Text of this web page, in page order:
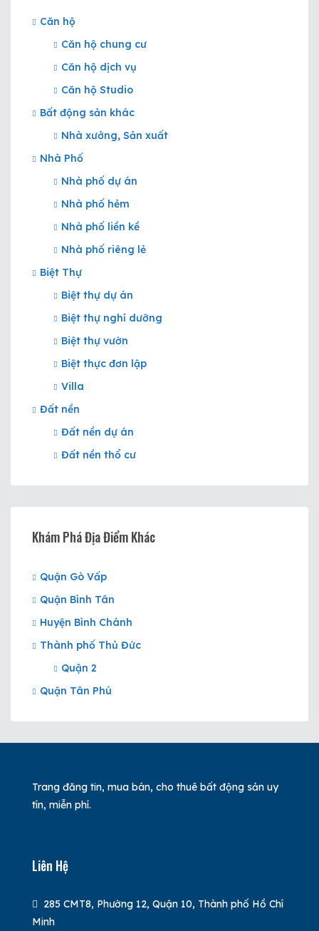
Căn hộ
Căn hộ chung cư
Căn hộ dịch vụ
Căn hộ Studio
Bất động sản khác
Nhà xưởng, Sản xuất
Nhà Phố
Nhà phố dự án
Nhà phố hẻm
Nhà phố liền kề
Nhà phố riêng lẻ
Biệt Thự
Biệt thự dự án
Biệt thự nghỉ dưỡng
Biệt thự vườn
Biệt thực đơn lập
Villa
Đất nền
Đất nền dự án
Đất nền thổ cư
Khám Phá Địa Điểm Khác
Quận Gò Vấp
Quận Bình Tân
Huyện Bình Chánh
Thành phố Thủ Đức
Quận 2
Quận Tân Phú
Trang đăng tin, mua bán, cho thuê bất động sản uy
tín, miễn phí.
Liên Hệ
285 CMT8, Phường 12, Quận 10, Thành phố Hồ Chí
Minh